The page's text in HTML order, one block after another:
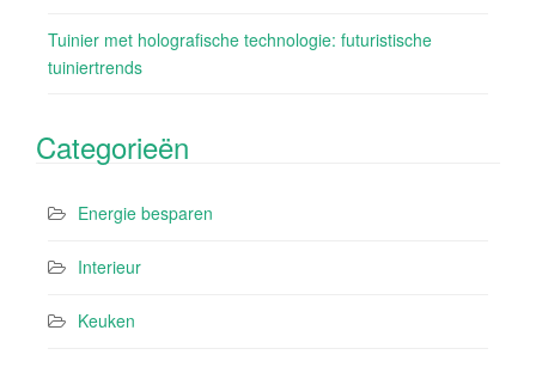
Tuinier met holografische technologie: futuristische
tuiniertrends
Categorieën
Energie besparen
Interieur
Keuken